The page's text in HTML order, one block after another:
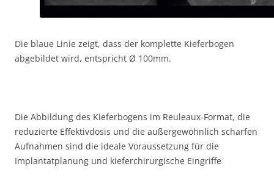
Die blaue Linie zeigt, dass der komplette Kieferbogen
abgebildet wird, entspricht Ø 100mm.
Die Abbildung des Kieferbogens im Reuleaux-Format, die
reduzierte Effektivdosis und die außergewöhnlich scharfen
Aufnahmen sind die ideale Voraussetzung für die
Implantatplanung und kieferchirurgische Eingriffe